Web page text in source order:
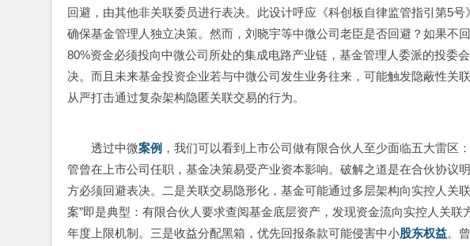
回避，由其他非关联委员进行表决。此设计呼应《科创板自律监管指引第5
确保基金管理人独立决策。然而，刘晓宇等中微公司老臣是否回避？如果不
80%资金必须投向中微公司所处的集成电路产业链，基金管理人委派的投委
决。而且未来基金投资企业若与中微公司发生业务往来，可能触发隐蔽性关
从严打击通过复杂架构隐匿关联交易的行为。
透过中微案例 ，我们可以看到上市公司做有限合伙人至少面临五大雷区
管曾在上市公司任职，基金决策易受产业资本影响。破解之道是在合伙协议
方必须回避表决。二是关联交易隐形化，基金可能通过多层架构向实控人关
案”即是典型：有限合伙人要求查阅基金底层资产，发现资金流向实控人关
年度上限机制。三是收益分配黑箱，优先回报条款可能侵害中小股东权益。